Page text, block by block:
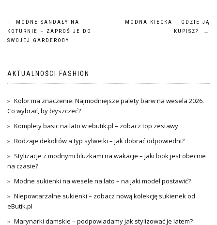
Nawigacja
wpisu
←
MODNE SANDAŁY NA
KOTURNIE – ZAPROŚ JE DO
SWOJEJ GARDEROBY!
MODNA KIECKA – GDZIE JĄ
KUPISZ?
→
AKTUALNOŚCI FASHION
Kolor ma znaczenie: Najmodniejsze palety barw na wesela 2026.
Co wybrać, by błyszczeć?
Komplety basic na lato w ebutik.pl – zobacz top zestawy
Rodzaje dekoltów a typ sylwetki – jak dobrać odpowiedni?
Stylizacje z modnymi bluzkami na wakacje – jaki look jest obecnie
na czasie?
Modne sukienki na wesele na lato – na jaki model postawić?
Niepowtarzalne sukienki – zobacz nową kolekcję sukienek od
eButik.pl
Marynarki damskie – podpowiadamy jak stylizować je latem?